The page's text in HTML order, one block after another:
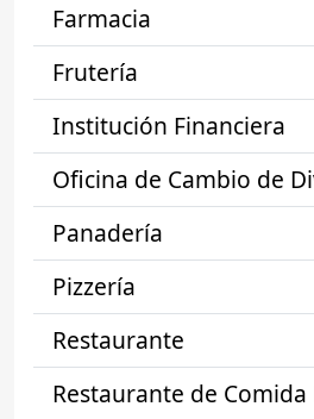
Farmacia
Frutería
Institución Financiera
Oficina de Cambio de
Panadería
Pizzería
Restaurante
Restaurante de Comida